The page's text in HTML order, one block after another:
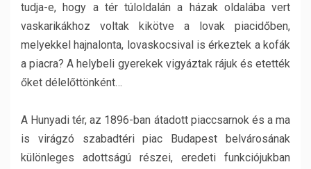
tudja-e, hogy a tér túloldalán a házak oldalába vert
vaskarikákhoz voltak kikötve a lovak piacidőben,
melyekkel hajnalonta, lovaskocsival is érkeztek a kofák
a piacra? A helybeli gyerekek vigyáztak rájuk és etették
őket délelőttönként…
A Hunyadi tér, az 1896-ban átadott piaccsarnok és a ma
is virágzó szabadtéri piac Budapest belvárosának
különleges adottságú részei, eredeti funkciójukban